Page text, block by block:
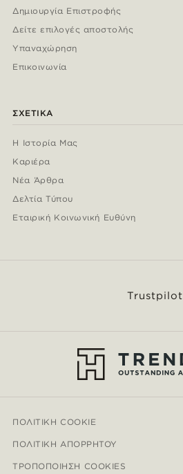
Δημιουργία Επιστροφής
Δείτε επιλογές αποστολής
Υπαναχώρηση
Επικοινωνία
ΣΧΕΤΙΚΆ
Η Ιστορία Μας
Καριέρα
Νέα Άρθρα
Δελτία Τύπου
Εταιρική Κοινωνική Ευθύνη
Trustpilot
ΠΟΛΙΤΙΚΉ COOKIE
ΠΟΛΙΤΙΚΉ ΑΠΟΡΡΉΤΟΥ
ΤΡΟΠΟΠΟΊΗΣΗ COOKIES